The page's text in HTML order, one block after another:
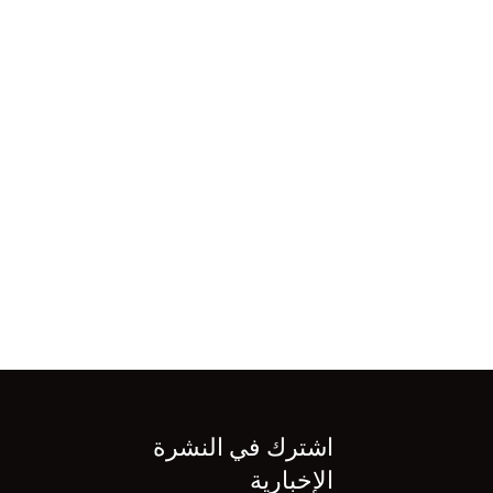
اشترك في النشرة
الإخبارية